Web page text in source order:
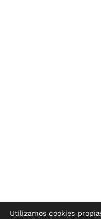
Utilizamos cookies